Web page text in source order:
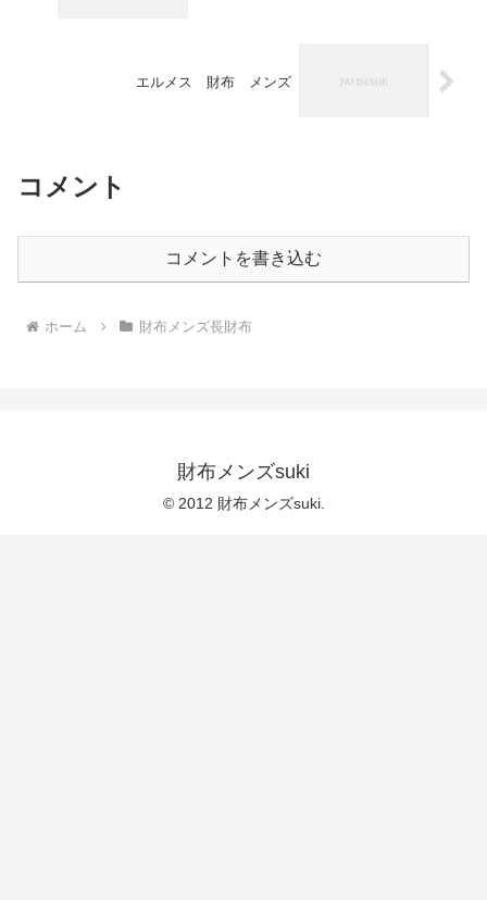
エルメス 財布 メンズ
コメント
コメントを書き込む
ホーム 財布メンズ長財布
財布メンズsuki
© 2012 財布メンズsuki.